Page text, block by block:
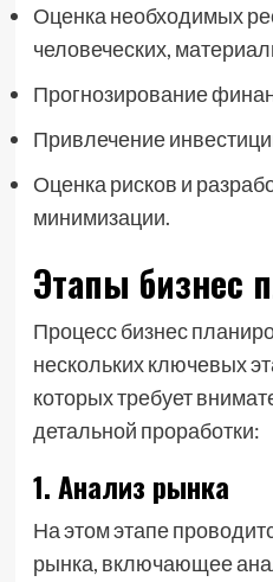
Оценка необходимых
человеческих,
Прогнозирование
Привлечение
Оценка рисков и
минимизации.
Этапы бизнес
Процесс бизнес
нескольких ключевых
которых требует
детальной проработки:
1. Анализ рынка
На этом этапе
рынка, включающее